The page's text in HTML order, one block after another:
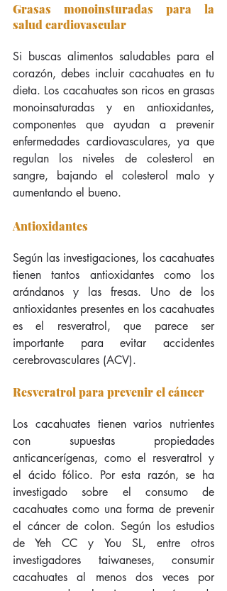
Grasas monoinsturadas para la
salud cardiovascular
Si buscas alimentos saludables para el
corazón, debes incluir cacahuates en tu
dieta. Los cacahuates son ricos en grasas
monoinsaturadas y en antioxidantes,
componentes que ayudan a prevenir
enfermedades cardiovasculares, ya que
regulan los niveles de colesterol en
sangre, bajando el colesterol malo y
aumentando el bueno.
Antioxidantes
Según las investigaciones, los cacahuates
tienen tantos antioxidantes como los
arándanos y las fresas. Uno de los
antioxidantes presentes en los cacahuates
es el resveratrol, que parece ser
importante para evitar accidentes
cerebrovasculares (ACV).
Resveratrol para prevenir el cáncer
Los cacahuates tienen varios nutrientes
con supuestas propiedades
anticancerígenas, como el resveratrol y
el ácido fólico. Por esta razón, se ha
investigado sobre el consumo de
cacahuates como una forma de prevenir
el cáncer de colon. Según los estudios
de Yeh CC y You SL, entre otros
investigadores taiwaneses, consumir
cacahuates al menos dos veces por